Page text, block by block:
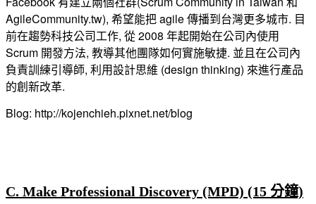
AgileCommunity.tw), 希望能把 agile 傳播到台灣更多城市. 目
前在趨勢科技公司工作, 從 2008 年起開始在公司內使用
Scrum 開發方法, 教導其他團隊如何實施敏捷. 並且在公司內
負責訓練引導師, 利用設計思維 (design thinking) 來進行產品
的創新改革.
Blog: http://kojenchieh.pixnet.net/blog
C. Make Professional Discovery (MPD) (15 分鐘)